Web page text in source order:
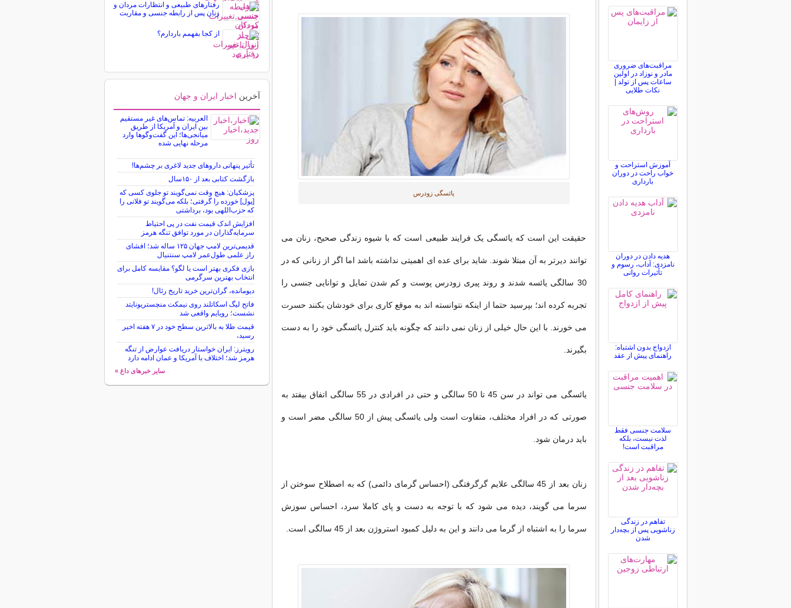
یائسگی زودرس
حقیقت این است که یائسگی یک فرایند طبیعی است که با شیوه زندگی صحیح، زنان می
توانند دیرتر به آن مبتلا شوند. شاید برای عده ای اهمیتی نداشته باشد اما اگر از زنانی که در
30 سالگی یائسه شدند و روند پیری زودرس پوست و کم شدن تمایل و توانایی جنسی را
تجربه کرده اند؛ بپرسید حتما از اینکه نتوانسته اند به موقع کاری برای خودشان بکنند حسرت
می خورند. با این حال خیلی از زنان نمی دانند که چگونه باید کنترل یائسگی خود را به دست
بگیرند.
یائسگی می تواند در سن 45 تا 50 سالگی و حتی در افرادی در 55 سالگی اتفاق بیفتد به
صورتی که در افراد مختلف، متفاوت است ولی یائسگی پیش از 50 سالگی مضر است و
باید درمان شود.
زنان بعد از 45 سالگی علایم گرگرفتگی (احساس گرمای دائمی) که به اصطلاح سوختن از
سرما می گویند، دیده می شود که با توجه به دست و پای کاملا سرد، احساس سوزش
سرما را به اشتباه از گرما می دانند و این به دلیل کمبود استروژن بعد از 45 سالگی است.
مراقبت‌های ضروری
مادر و نوزاد در اولین
ساعات پس از تولد |
نکات طلایی
آموزش استراحت و
خواب راحت در دوران
بارداری
هدیه دادن در دوران
نامزدی: آداب، رسوم و
تأثیرات روانی
ازدواج بدون اشتباه:
راهنمای پیش از عقد
سلامت جنسی فقط
لذت نیست، بلکه
مراقبت است!
تفاهم در زندگی
زناشویی پس از بچه‌دار
شدن
رفتارهای طبیعی و انتظارات مردان و
زنان پس از رابطه جنسی و مقاربت
از کجا بفهمم باردارم؟
آخرین اخبار ایران و جهان
العربیه: تماس‌های غیر مستقیم
بین ایران و آمریکا از طریق
میانجی‌ها؛ این گفت‌و‌گو‌ها وارد
مرحله نهایی شده
تأثیر پنهانی داروهای جدید لاغری بر چشم‌ها!
بازگشت کتابی بعد از ۱۵۰سال
پزشکیان: هیچ وقت نمی‌گویند تو جلوی کسی که
[پول] خورده را گرفتی؛ بلکه می‌گویند تو فلانی را
که حزب‌اللهی بود، برداشتی
افزایش اندک قیمت نفت در پی احتیاط
سرمایه‌گذاران در مورد توافق تنگه هرمز
قدیمی‌ترین لامپ جهان ۱۲۵ ساله شد؛ افشای
راز علمی طول‌عمر لامپ سنتنیال
بازی فکری بهتر است یا لگو؟ مقایسه کامل برای
انتخاب بهترین سرگرمی
دیومانده، گران‌ترین خرید تاریخ رئال!
فاتح لیگ اسکاتلند روی نیمکت منچستریونایتد
نشست؛ رویایم واقعی شد
قیمت طلا به بالاترین سطح خود در ۷ هفته اخیر
رسید،
رویترز: ایران خواستار دریافت عوارض از تنگه
هرمز شد؛ اختلاف با آمریکا و عمان ادامه دارد
سایر خبرهای داغ »